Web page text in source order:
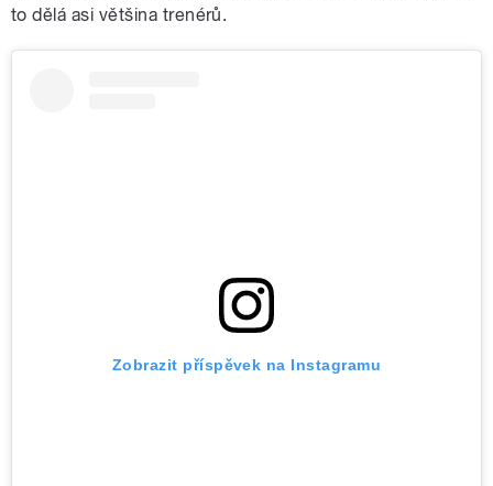
to dělá asi většina trenérů.
Zobrazit příspěvek na Instagramu